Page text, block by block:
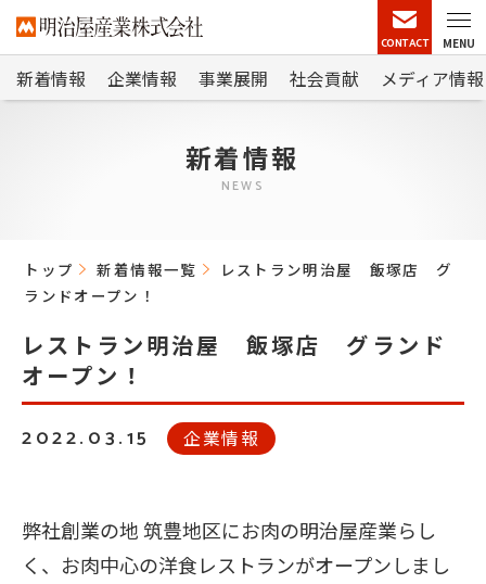
CONTACT MENU
新着情報 企業情報 事業展開 社会貢献 メディア情報
新着情報
NEWS
トップ 新着情報一覧
レストラン明治屋 飯塚店 グ
ランドオープン！
レストラン明治屋 飯塚店 グランド
オープン！
2022.03.15 企業情報
弊社創業の地 筑豊地区にお肉の明治屋産業らし
く、お肉中心の洋食レストランがオープンしまし